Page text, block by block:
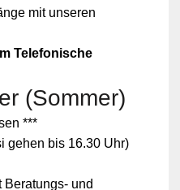
mit unseren
Telefonische
(Sommer)
***
gehen bis 16.30 Uhr)
Beratungs- und